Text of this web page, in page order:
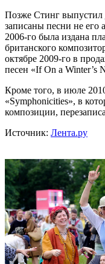
Позже Стинг выпустил
записаны песни не его
2006-го была издана
британского
октябре 2009-го в
песен «If On a Winter’s
Кроме того, в июле
«Symphonicities», в
композиции,
Источник: Лента.ру